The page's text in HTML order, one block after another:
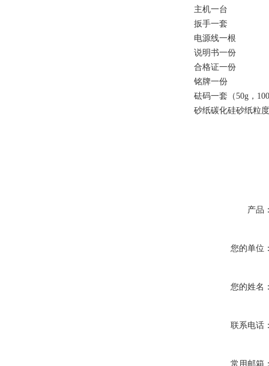
主机一台
扳手一套
电源线一根
说明书一份
合格证一份
铭牌一份
砝码一套（50g，
砂纸碳化硅砂纸粒
产品
您的单位
您的姓名
联系电话
常用邮箱